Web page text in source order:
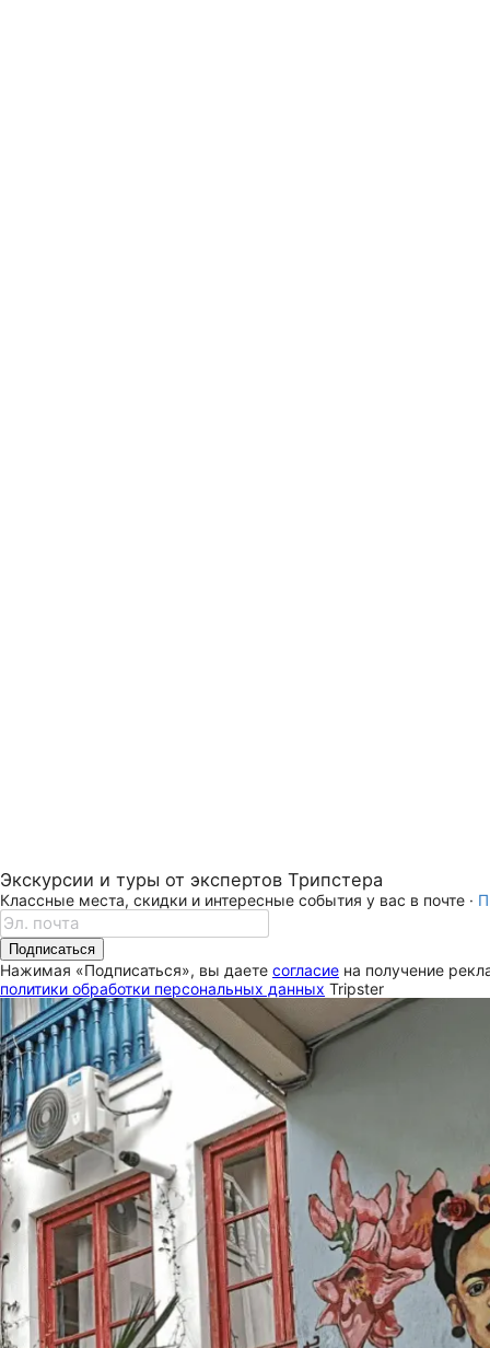
Экскурсии и туры от экспертов Трипстера
Классные места, скидки и интересные события у вас в почте ·
Подписаться
Нажимая «Подписаться», вы даете согласие на получение
политики обработки персональных данных Tripster